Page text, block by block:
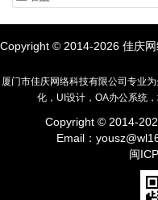
Copyright © 2014-2026 佳庆
厦门市佳庆网络科技有限公司专业
化，UI设计，OA办公系统
Copyright © 2014-
Email：
闽